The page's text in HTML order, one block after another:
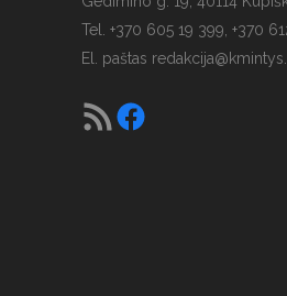
Tel. +370 605 19 399, +370
El. paštas